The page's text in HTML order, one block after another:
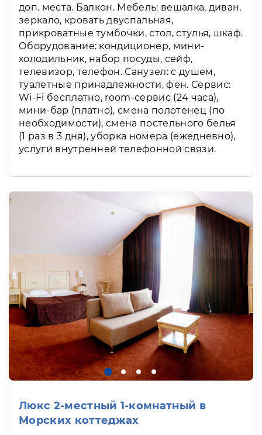
доп. места. Балкон. Мебель: вешалка, диван,
зеркало, кровать двуспальная,
прикроватные тумбочки, стол, стулья, шкаф.
Оборудование: кондиционер, мини-
холодильник, набор посуды, сейф,
телевизор, телефон. Санузел: с душем,
туалетные принадлежности, фен. Сервис:
Wi-Fi бесплатно, room-сервис (24 часа),
мини-бар (платно), смена полотенец (по
необходимости), смена постельного белья
(1 раз в 3 дня), уборка номера (ежедневно),
услуги внутренней телефонной связи.
Люкс 2-местный 1-комнатный в
Морских коттеджах